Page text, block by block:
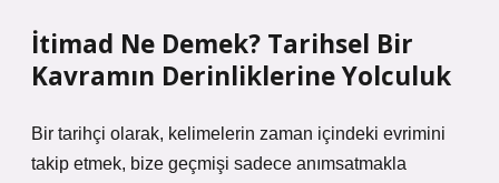
İtimad Ne Demek? Tarihsel Bir
Kavramın Derinliklerine Yolculuk
Bir tarihçi olarak, kelimelerin zaman içindeki evrimini
takip etmek, bize geçmişi sadece anımsatmakla